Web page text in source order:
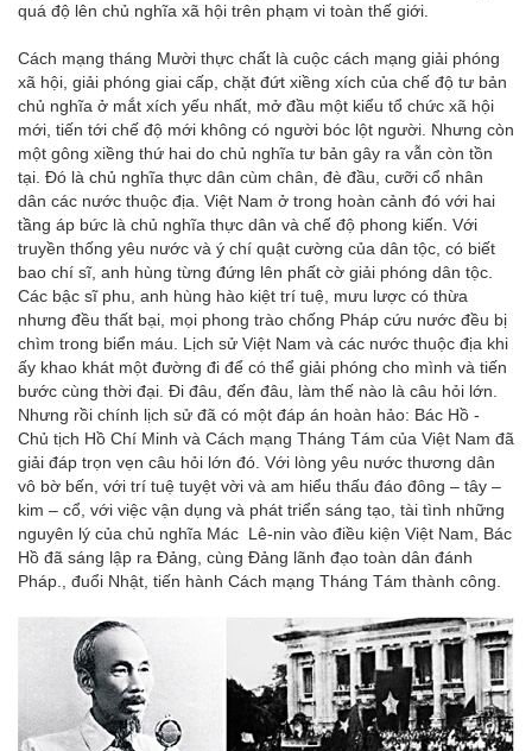
quá độ lên chủ nghĩa xã hội trên phạm vi toàn thế giới.
Cách mạng tháng Mười thực chất là cuộc cách mạng giải phóng
xã hội, giải phóng giai cấp, chặt đứt xiềng xích của chế độ tư bản
chủ nghĩa ở mắt xích yếu nhất, mở đầu một kiểu tổ chức xã hội
mới, tiến tới chế độ mới không có người bóc lột người. Nhưng còn
một gông xiềng thứ hai do chủ nghĩa tư bản gây ra vẫn còn tồn
tại. Đó là chủ nghĩa thực dân cùm chân, đè đầu, cưỡi cổ nhân
dân các nước thuộc địa. Việt Nam ở trong hoàn cảnh đó với hai
tầng áp bức là chủ nghĩa thực dân và chế độ phong kiến. Với
truyền thống yêu nước và ý chí quật cường của dân tộc, có biết
bao chí sĩ, anh hùng từng đứng lên phất cờ giải phóng dân tộc.
Các bậc sĩ phu, anh hùng hào kiệt trí tuệ, mưu lược có thừa
nhưng đều thất bại, mọi phong trào chống Pháp cứu nước đều bị
chìm trong biển máu. Lịch sử Việt Nam và các nước thuộc địa khi
ấy khao khát một đường đi để có thể giải phóng cho mình và tiến
bước cùng thời đại. Đi đâu, đến đâu, làm thế nào là câu hỏi lớn.
Nhưng rồi chính lịch sử đã có một đáp án hoàn hảo: Bác Hồ -
Chủ tịch Hồ Chí Minh và Cách mạng Tháng Tám của Việt Nam đã
giải đáp trọn vẹn câu hỏi lớn đó. Với lòng yêu nước thương dân
vô bờ bến, với trí tuệ tuyệt vời và am hiểu thấu đáo đông – tây –
kim – cổ, với việc vận dụng và phát triển sáng tạo, tài tình những
nguyên lý của chủ nghĩa Mác Lê-nin vào điều kiện Việt Nam, Bác
Hồ đã sáng lập ra Đảng, cùng Đảng lãnh đạo toàn dân đánh
Pháp., đuổi Nhật, tiến hành Cách mạng Tháng Tám thành công.